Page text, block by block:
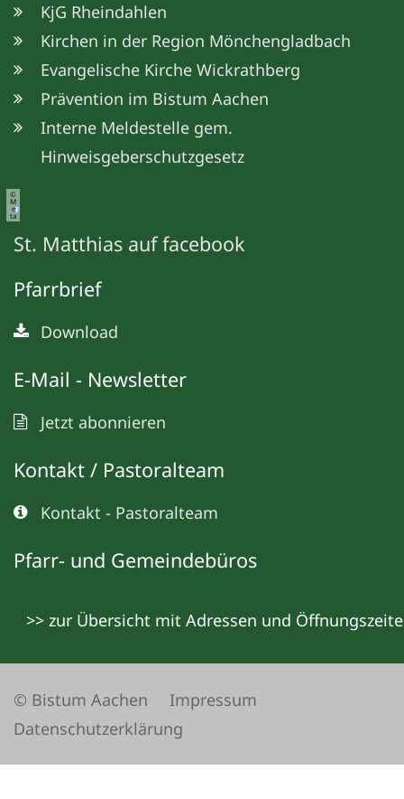
KjG Rheindahlen
Kirchen in der Region Mönchengladbach
Evangelische Kirche Wickrathberg
Prävention im Bistum Aachen
Interne Meldestelle gem.
Hinweisgeberschutzgesetz
©
M
e
ta
St. Matthias auf facebook
Pfarrbrief
Download
E-Mail - Newsletter
Jetzt abonnieren
Kontakt / Pastoralteam
Kontakt - Pastoralteam
Pfarr- und Gemeindebüros
>> zur Übersicht mit Adressen und
© Bistum Aachen
Impressum
Datenschutzerklärung